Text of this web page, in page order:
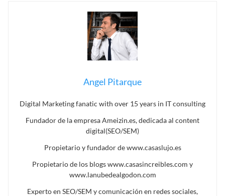
Angel Pitarque
Digital Marketing fanatic with over 15 years in IT consulting
Fundador de la empresa Ameizin.es, dedicada al content
digital(SEO/SEM)
Propietario y fundador de www.casaslujo.es
Propietario de los blogs www.casasincreibles.com y
www.lanubedealgodon.com
Experto en SEO/SEM y comunicación en redes sociales,